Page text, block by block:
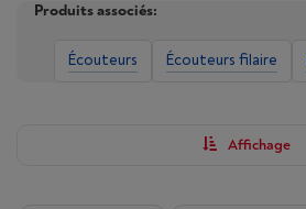
Produits associés:
Écouteurs Écouteurs filaire
Affichage